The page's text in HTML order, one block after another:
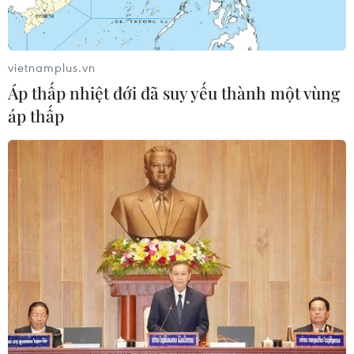
xuất hiện tại sân bay
05/08/2026 23:43
Bất ổn địa chính trị kìm hãm tăng
trưởng Eurozone
Tổng thống Nga thay đổi vị
trí các chỉ huy tại mặt trận Ukraine
Đâm dao ở trung tâm London, một
nữ nghi phạm bị bắt giữ
vietnamplus.vn
Áp thấp nhiệt đới đã suy yếu thành một vùng
áp thấp